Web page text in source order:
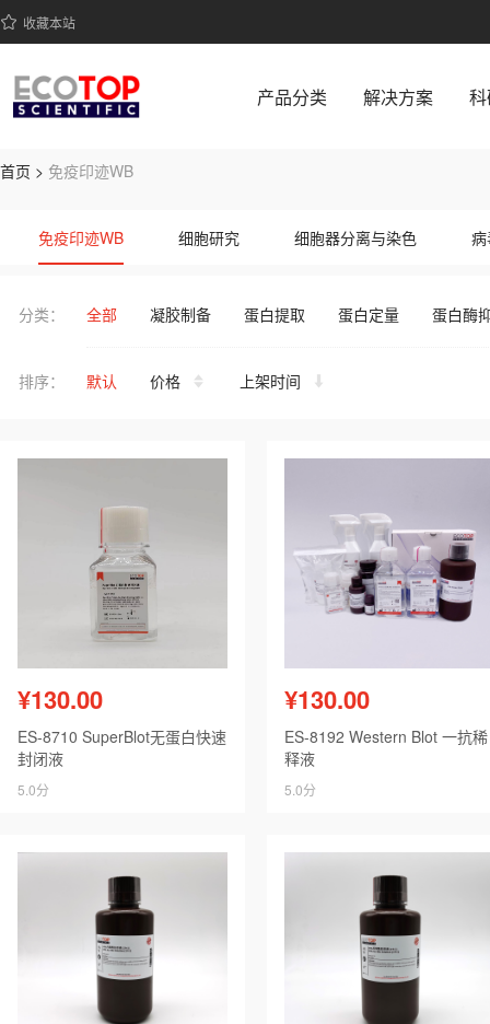
收藏本站
产品分类 解决方案
首页 > 免疫印迹WB
免疫印迹WB
细胞研究 细胞器分离与染色
分类：
全部 凝胶制备 蛋白提取 蛋白定量 蛋白酶
排序： 默认 价格 上架时间
¥130.00
ES-8710 SuperBlot无蛋白快速
封闭液
5.0分
¥130.00
ES-8192 Western Blot 一抗稀
释液
5.0分